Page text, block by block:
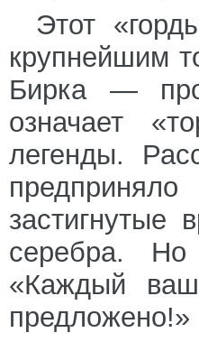
Этот
крупнейшим
Бирка —
означает
легенды.
серебра. Но
«Каждый
предложено!»